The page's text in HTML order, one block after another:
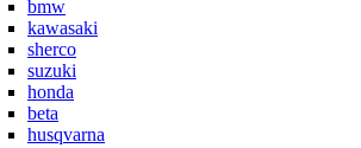
bmw
kawasaki
sherco
suzuki
honda
beta
husqvarna